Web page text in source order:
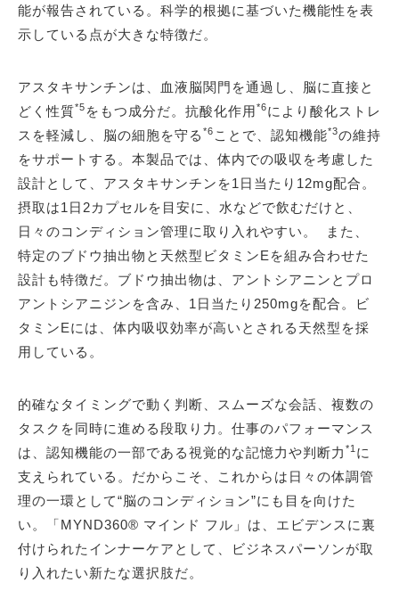
能が報告されている。科学的根拠に基づいた機能性を表
示している点が大きな特徴だ。
アスタキサンチンは、血液脳関門を通過し、脳に直接と
どく性質*5 をもつ成分だ。抗酸化作用*6により酸化ストレ
スを軽減し、脳の細胞を守る *6 ことで、認知機能*3の維持
をサポートする。本製品では、体内での吸収を考慮した
設計として、アスタキサンチンを1日当たり12mg配合。
摂取は1日2カプセルを目安に、水などで飲むだけと、
日々のコンディション管理に取り入れやすい。 また、
特定のブドウ抽出物と天然型ビタミンEを組み合わせた
設計も特徴だ。ブドウ抽出物は、アントシアニンとプロ
アントシアニジンを含み、1日当たり250mgを配合。ビ
タミンEには、体内吸収効率が高いとされる天然型を採
用している。
的確なタイミングで動く判断、スムーズな会話、複数の
タスクを同時に進める段取り力。仕事のパフォーマンス
は、認知機能の一部である視覚的な記憶力や判断力 *1に
支えられている。だからこそ、これからは日々の体調管
理の一環として“脳のコンディション”にも目を向けた
い。「MYND360® マインド フル」は、エビデンスに裏
付けられたインナーケアとして、ビジネスパーソンが取
り入れたい新たな選択肢だ。